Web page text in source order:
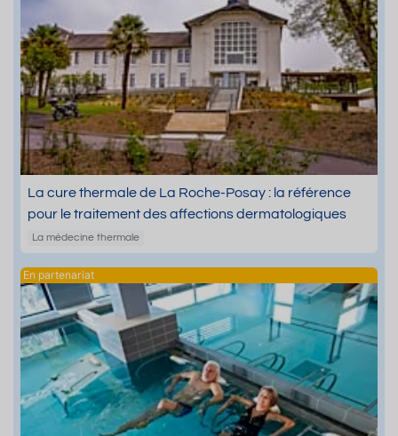
La cure thermale de La Roche-Posay : la référence
pour le traitement des affections dermatologiques
La médecine thermale